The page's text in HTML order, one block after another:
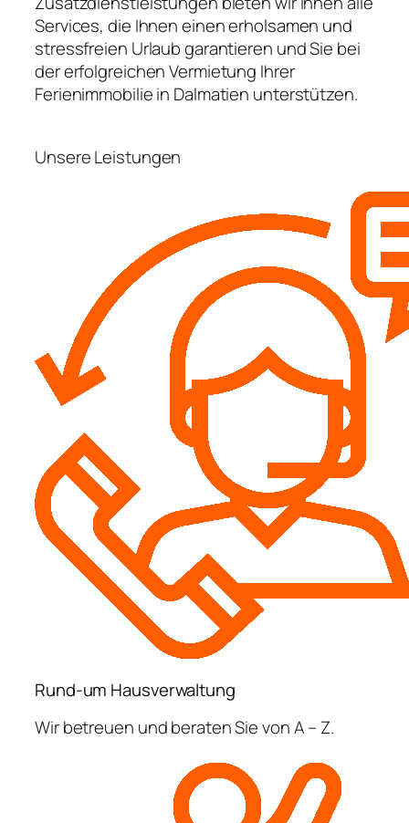
Services, die Ihnen einen erholsamen und
stressfreien Urlaub garantieren und Sie bei
der erfolgreichen Vermietung Ihrer
Ferienimmobilie in Dalmatien unterstützen.
Unsere Leistungen
Rund-um Hausverwaltung
Wir betreuen und beraten Sie von A – Z.